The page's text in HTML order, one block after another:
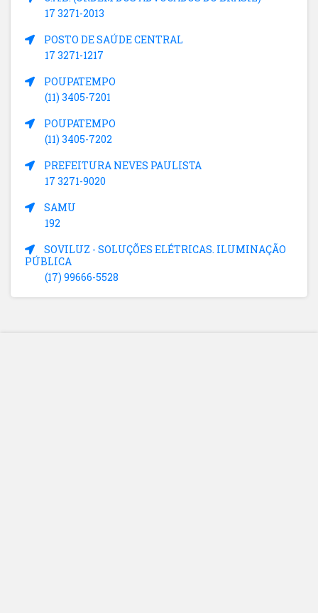
17 3271-2013
POSTO DE SAÚDE CENTRAL
17 3271-1217
POUPATEMPO
(11) 3405-7201
POUPATEMPO
(11) 3405-7202
PREFEITURA NEVES PAULISTA
17 3271-9020
SAMU
192
SOVILUZ - SOLUÇÕES ELÉTRICAS. ILUMINAÇÃO
PÚBLICA
(17) 99666-5528